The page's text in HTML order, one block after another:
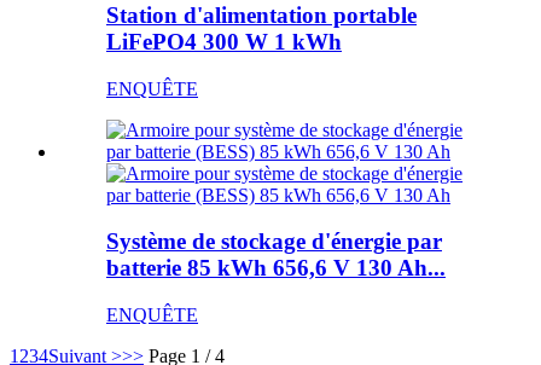
Station d'alimentation portable
LiFePO4 300 W 1 kWh
ENQUÊTE
Système de stockage d'énergie par
batterie 85 kWh 656,6 V 130 Ah...
ENQUÊTE
1 234Suivant >>> Page 1 / 4